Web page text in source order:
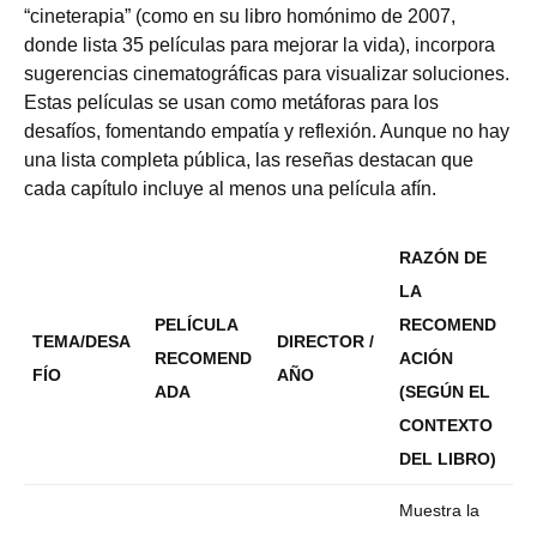
“cineterapia” (como en su libro homónimo de 2007,
donde lista 35 películas para mejorar la vida), incorpora
sugerencias cinematográficas para visualizar soluciones.
Estas películas se usan como metáforas para los
desafíos, fomentando empatía y reflexión. Aunque no hay
una lista completa pública, las reseñas destacan que
cada capítulo incluye al menos una película afín.
TEMA/DESA
FÍO
PELÍCULA
RECOMEND
ADA
DIRECTOR /
AÑO
RAZÓN DE
LA
RECOMEND
ACIÓN
(SEGÚN EL
CONTEXTO
DEL LIBRO)
Muestra la